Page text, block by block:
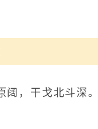
阔，干戈北斗深。